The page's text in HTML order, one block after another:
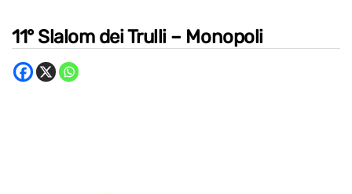
11° Slalom dei Trulli – Monopoli